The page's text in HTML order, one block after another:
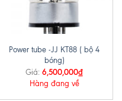
Power tube -JJ KT88 ( bộ 4
bóng)
Giá: 6,500,000₫
Hàng đang về